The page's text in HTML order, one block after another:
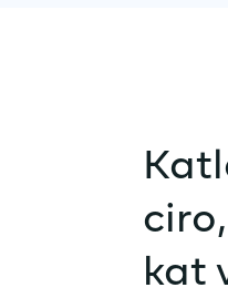
ciro,
kat